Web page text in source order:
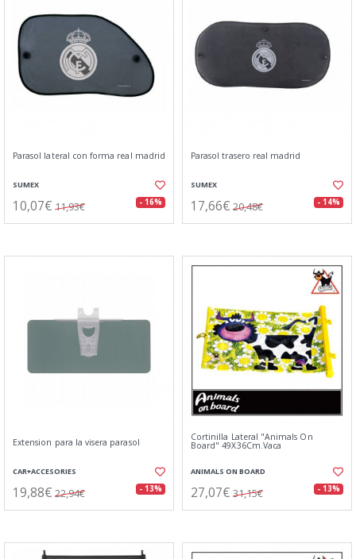
Parasol lateral con forma real madrid
SUMEX
10,07€ 11,93€ - 16%
Parasol trasero real madrid
SUMEX
17,66€ 20,48€ - 14%
Extension para la visera parasol
CAR+ACCESORIES
19,88€ 22,94€ - 13%
Cortinilla Lateral "Animals On
Board" 49X36Cm.Vaca
ANIMALS ON BOARD
27,07€ 31,15€ - 13%